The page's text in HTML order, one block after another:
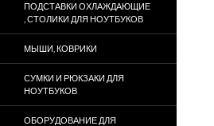
ПОДСТАВКИ ОХЛАЖДАЮЩИЕ
, СТОЛИКИ ДЛЯ НОУТБУКОВ
МЫШИ, КОВРИКИ
СУМКИ И РЮКЗАКИ ДЛЯ
НОУТБУКОВ
ОБОРУДОВАНИЕ ДЛЯ